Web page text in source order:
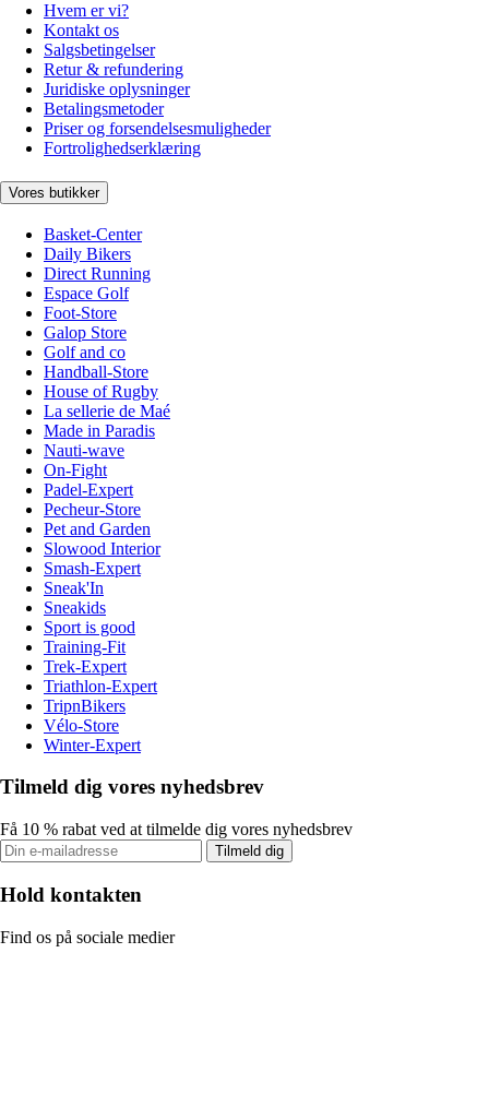
Hvem er vi?
Kontakt os
Salgsbetingelser
Retur & refundering
Juridiske oplysninger
Betalingsmetoder
Priser og forsendelsesmuligheder
Fortrolighedserklæring
Vores butikker
Basket-Center
Daily Bikers
Direct Running
Espace Golf
Foot-Store
Galop Store
Golf and co
Handball-Store
House of Rugby
La sellerie de Maé
Made in Paradis
Nauti-wave
On-Fight
Padel-Expert
Pecheur-Store
Pet and Garden
Slowood Interior
Smash-Expert
Sneak'In
Sneakids
Sport is good
Training-Fit
Trek-Expert
Triathlon-Expert
TripnBikers
Vélo-Store
Winter-Expert
Tilmeld dig vores nyhedsbrev
Få 10 % rabat ved at tilmelde dig vores nyhedsbrev
Tilmeld dig
Hold kontakten
Find os på sociale medier